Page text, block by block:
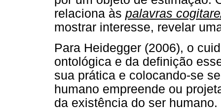
relaciona às palavras
mostrar interesse, revelar
Para Heidegger (2006), o
ontológica e da definição
sua prática e colocando-se
humano empreende ou
da existência do ser humano.